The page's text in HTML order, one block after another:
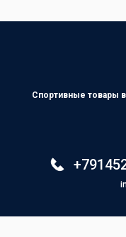
Спортивные товары